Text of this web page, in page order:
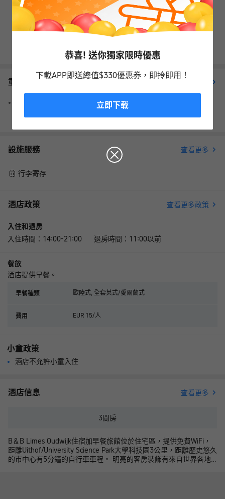
恭喜! 送你獨家限時優惠
下載APP即送總值$330優惠券，即拎即用！
立即下载
抱歉，閣下所選擇的產品已售罄
重要資訊
請注意，預訂時提供的信用卡僅用於擔保預訂，客人抵達時需以
設施服務 查看更多
行李寄存
酒店政策 查看更多政策
入住和退房
入住時間：14:00-21:00 退房時間：11:00以前
餐飲
酒店提供早餐。
早餐種類 歐陸式, 全套英式/愛爾蘭式
費用 EUR 15/人
小童政策
酒店不允許小童入住
酒店信息 查看更多
3間房
B＆B Limes Oudwijk住宿加早餐旅館位於住宅區，提供免費WiFi，
距離Uithof/University Science Park大學科技園3公里，距離歷史悠久
的市中心有5分鐘的自行車車程。 明亮的客房裝飾有來自世界各地